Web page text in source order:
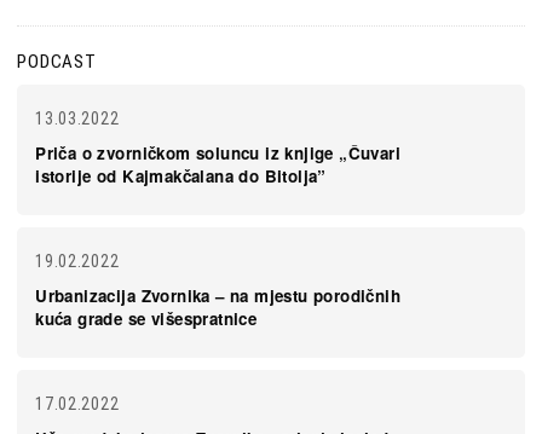
PODCAST
13.03.2022
Priča o zvorničkom soluncu iz knjige „Čuvari
istorije od Kajmakčalana do Bitolja”
19.02.2022
Urbanizacija Zvornika – na mjestu porodičnih
kuća grade se višespratnice
17.02.2022